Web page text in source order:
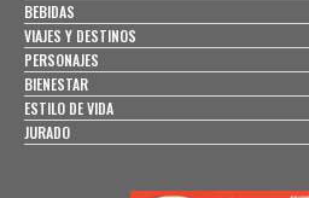
BEBIDAS
VIAJES Y DESTINOS
PERSONAJES
BIENESTAR
ESTILO DE VIDA
JURADO